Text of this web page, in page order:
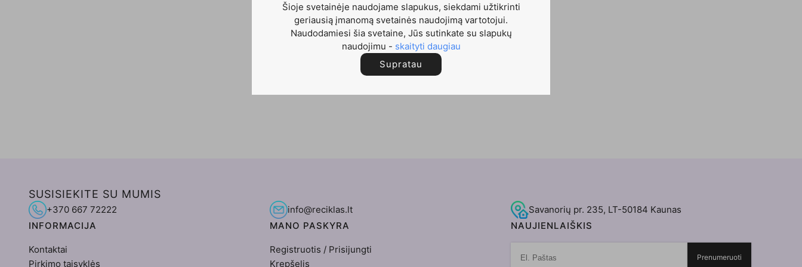
Šioje svetainėje naudojame slapukus, siekdami užtikrinti
geriausią įmanomą svetainės naudojimą vartotojui.
Naudodamiesi šia svetaine, Jūs sutinkate su slapukų
naudojimu - skaityti daugiau
Supratau
SUSISIEKITE SU MUMIS
+370 667 72222 info@reciklas.lt
Savanorių pr. 235, LT-50184 Kaunas
INFORMACIJA
Kontaktai
Pirkimo taisyklės
MANO PASKYRA
Registruotis / Prisijungti
Krepšelis
NAUJIENLAIŠKIS
Prenumeruoti